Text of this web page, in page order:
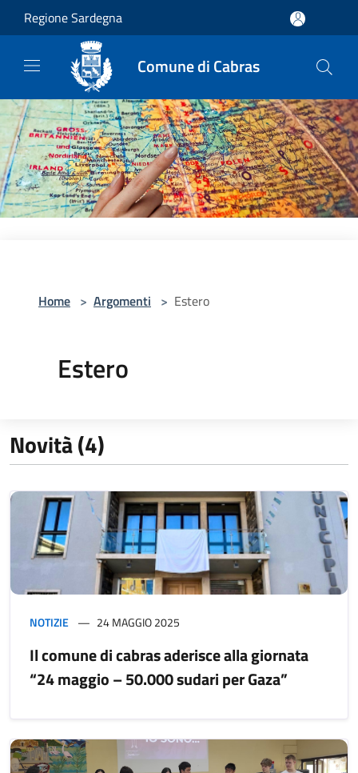
Salta al contenuto principale
Regione Sardegna
Comune di Cabras
Home > Argomenti > Estero
Estero
Novità (4)
NOTIZIE 24 MAGGIO 2025
Il comune di cabras aderisce alla giornata
“24 maggio – 50.000 sudari per Gaza”